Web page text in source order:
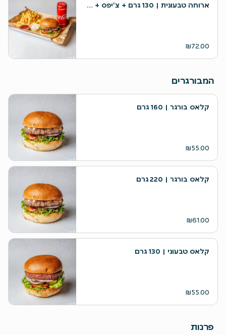
ארוחה טבעונית | 130 גרם + צ'יפס + שתייה
₪72.00
המבורגרים
קלאס בורגר | 160 גרם
₪55.00
קלאס בורגר | 220 גרם
₪61.00
קלאס טבעוני | 130 גרם
₪55.00
פרנות